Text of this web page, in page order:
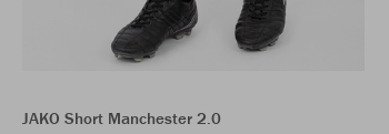
JAKO Short Manchester 2.0